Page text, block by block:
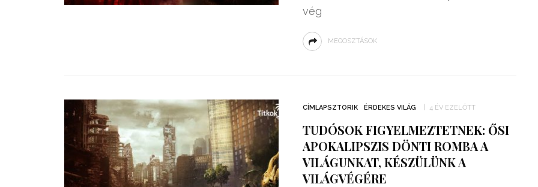
vég
MEGOSZTÁSOK
CÍMLAPSZTORIK ÉRDEKES VILÁG 4 ÉV EZELŐTT
TUDÓSOK FIGYELMEZTETNEK: ŐSI
APOKALIPSZIS DÖNTI ROMBA A
VILÁGUNKAT, KÉSZÜLÜNK A
VILÁGVÉGÉRE